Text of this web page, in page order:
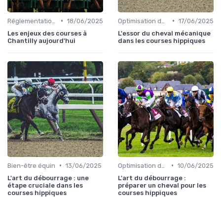
• 18/06/2025
Les enjeux des courses à
Chantilly aujourd'hui
• 17/06/2025
L'essor du cheval mécanique
dans les courses hippiques
Bien-être équin • 13/06/2025
L'art du débourrage : une
étape cruciale dans les
courses hippiques
• 10/06/2025
L'art du débourrage :
préparer un cheval pour les
courses hippiques